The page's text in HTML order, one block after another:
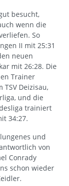
besucht,
wenn die
So
II mit 25:31
neuen
mit 26:28. Die
Trainer
Deizisau,
und die
trainiert
34:27.
und
von
Conrady
schon wieder